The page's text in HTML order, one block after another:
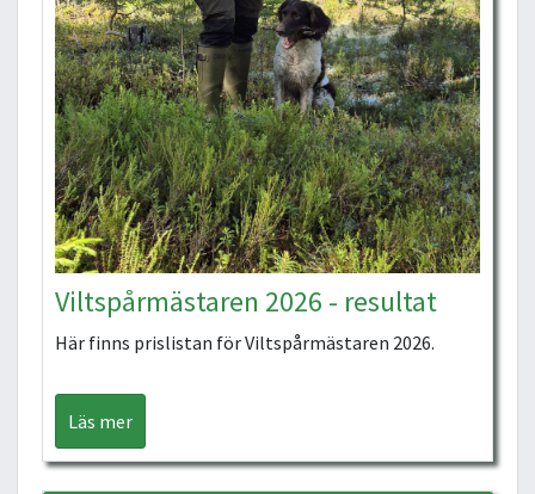
Viltspårmästaren 2026 - resultat
Här finns prislistan för Viltspårmästaren 2026.
Läs mer